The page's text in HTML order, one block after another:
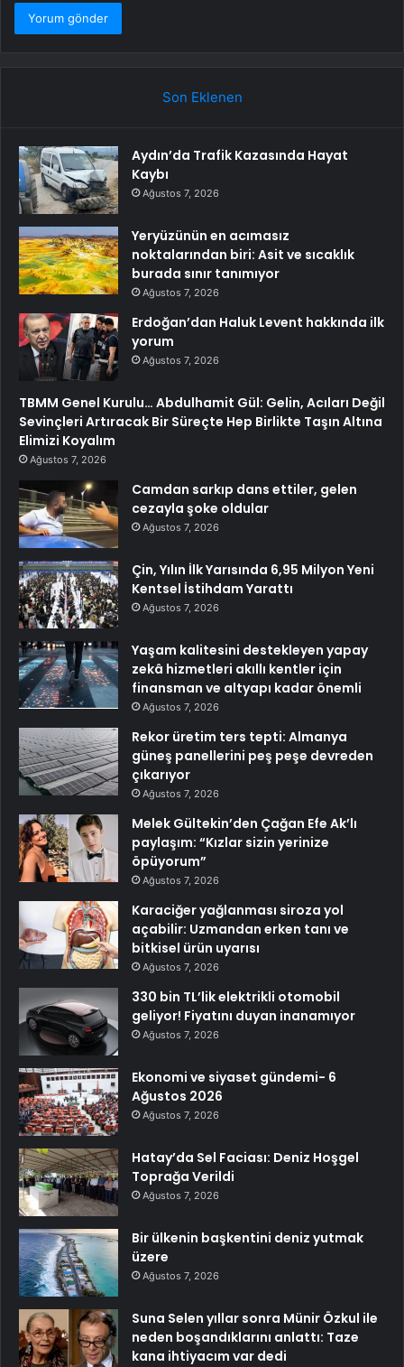
Son Eklenen
Aydın’da Trafik Kazasında Hayat
Kaybı
Ağustos 7, 2026
Yeryüzünün en acımasız
noktalarından biri: Asit ve sıcaklık
burada sınır tanımıyor
Ağustos 7, 2026
Erdoğan’dan Haluk Levent hakkında ilk
yorum
Ağustos 7, 2026
TBMM Genel Kurulu… Abdulhamit Gül: Gelin, Acıları Değil
Sevinçleri Artıracak Bir Süreçte Hep Birlikte Taşın Altına
Elimizi Koyalım
Ağustos 7, 2026
Camdan sarkıp dans ettiler, gelen
cezayla şoke oldular
Ağustos 7, 2026
Çin, Yılın İlk Yarısında 6,95 Milyon Yeni
Kentsel İstihdam Yarattı
Ağustos 7, 2026
Yaşam kalitesini destekleyen yapay
zekâ hizmetleri akıllı kentler için
finansman ve altyapı kadar önemli
Ağustos 7, 2026
Rekor üretim ters tepti: Almanya
güneş panellerini peş peşe devreden
çıkarıyor
Ağustos 7, 2026
Melek Gültekin’den Çağan Efe Ak’lı
paylaşım: “Kızlar sizin yerinize
öpüyorum”
Ağustos 7, 2026
Karaciğer yağlanması siroza yol
açabilir: Uzmandan erken tanı ve
bitkisel ürün uyarısı
Ağustos 7, 2026
330 bin TL’lik elektrikli otomobil
geliyor! Fiyatını duyan inanamıyor
Ağustos 7, 2026
Ekonomi ve siyaset gündemi- 6
Ağustos 2026
Ağustos 7, 2026
Hatay’da Sel Faciası: Deniz Hoşgel
Toprağa Verildi
Ağustos 7, 2026
Bir ülkenin başkentini deniz yutmak
üzere
Ağustos 7, 2026
Suna Selen yıllar sonra Münir Özkul ile
neden boşandıklarını anlattı: Taze
kana ihtiyacım var dedi